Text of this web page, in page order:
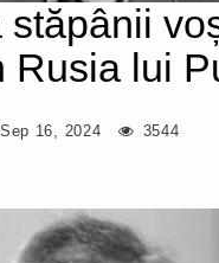
stăpânii
Rusia lui
Sep 16, 2024 3544